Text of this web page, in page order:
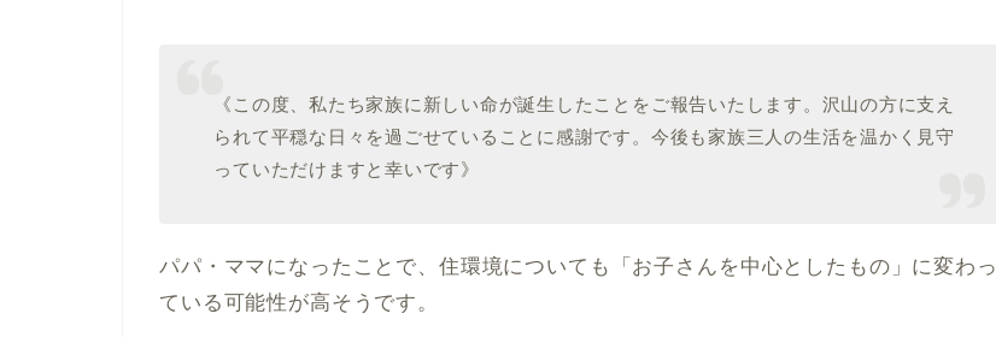
《この度、私たち家族に新しい命が誕生したことをご報告いたします。沢山の方に支え
られて平穏な日々を過ごせていることに感謝です。今後も家族三人の生活を温かく見守
っていただけますと幸いです》
パパ・ママになったことで、住環境についても「お子さんを中心としたもの」に変わっ
ている可能性が高そうです。